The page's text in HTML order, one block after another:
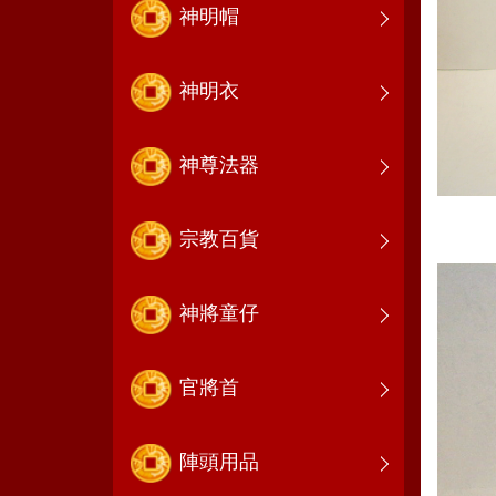
神明帽
神明衣
神尊法器
宗教百貨
神將童仔
官將首
陣頭用品